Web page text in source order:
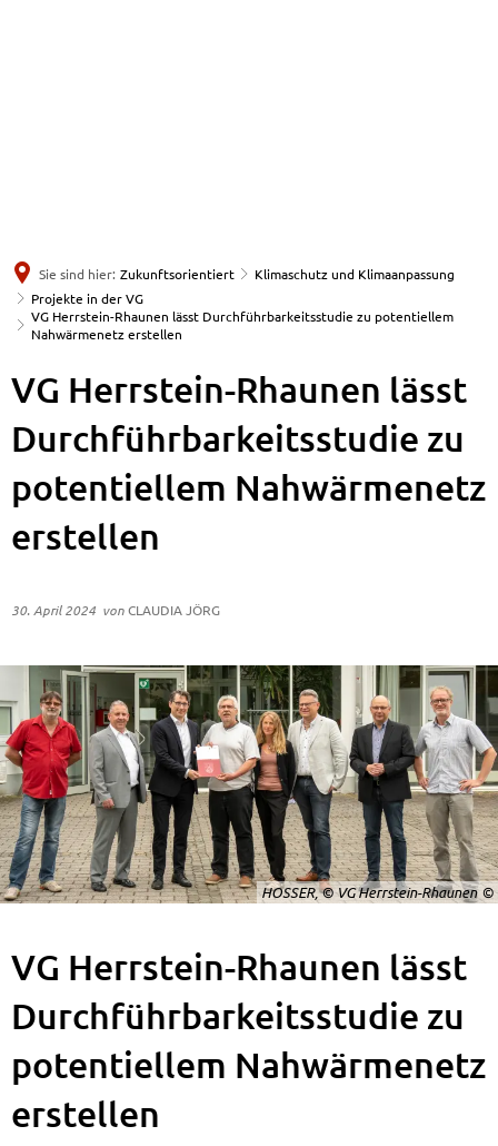
Sie sind hier: Zukunftsorientiert
Klimaschutz und Klimaanpassung
Projekte in der VG
VG Herrstein-Rhaunen lässt Durchführbarkeitsstudie zu potentiellem
Nahwärmenetz erstellen
VG Herrstein-Rhaunen lässt
Durchführbarkeitsstudie zu
potentiellem Nahwärmenetz
erstellen
30. April 2024 vonCLAUDIA JÖRG
HOSSER, © VG Herrstein-Rhaunen
VG Herrstein-Rhaunen lässt
Durchführbarkeitsstudie zu
potentiellem Nahwärmenetz
erstellen